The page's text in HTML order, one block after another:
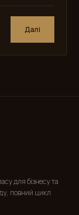
Далі
для бізнесу та
повний цикл